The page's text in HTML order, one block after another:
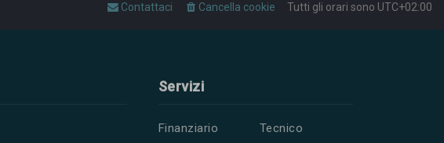
Tutti gli orari sono UTC+02:00
Cancella cookie
Contattaci
Servizi
Finanziario
Tecnico